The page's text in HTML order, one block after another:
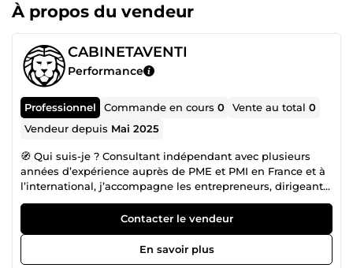
À propos du vendeur
CABINETAVENTI
Performance
Professionnel Commande en cours0 Vente au total0
Vendeur depuis Mai 2025
🧭 Qui suis-je ? Consultant indépendant avec plusieurs
années d’expérience auprès de PME et PMI en France et à
l’international, j’accompagne les entrepreneurs, dirigeants
et porteurs de projet dans leurs enjeux stratégiques,
opérationnels et commerciaux. Mon approche est fondée
sur l’écoute, la co-construction et des solutions concrètes,
avec un objectif : accélérer la croissance, optimiser la
performance et sécuriser les décisions. 🎯 Ce que je
Contacter le vendeur
En savoir plus